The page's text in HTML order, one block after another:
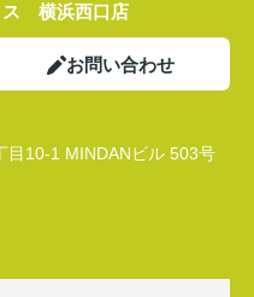
ス 横浜西口店
お問い合わせ
目10-1 MINDANビル 503号